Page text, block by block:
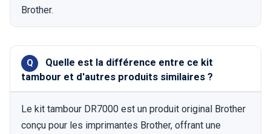
Brother.
Quelle est la différence entre ce kit
tambour et d'autres produits similaires ?
Le kit tambour DR7000 est un produit original Brother
conçu pour les imprimantes Brother, offrant une